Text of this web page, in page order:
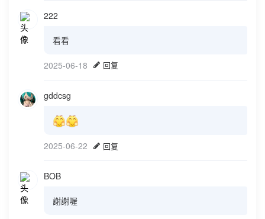
222
看看
2025-06-18 回复
gddcsg
2025-06-22 回复
BOB
謝謝喔